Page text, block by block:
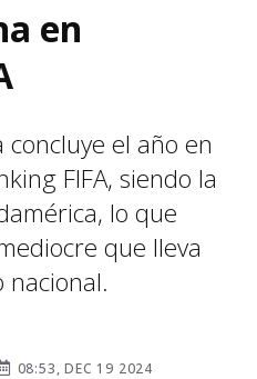
en
concluye el año en
FIFA, siendo la
lo que
que lleva
08:53, DEC 19 2024